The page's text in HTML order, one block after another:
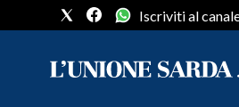
Iscriviti al